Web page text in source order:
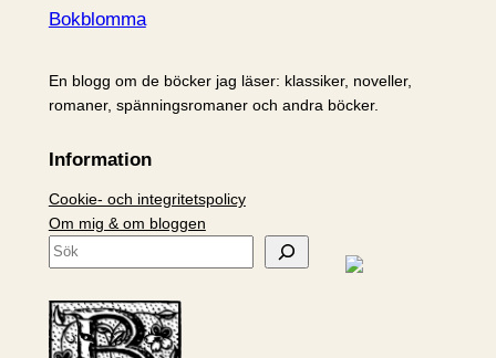
Bokblomma
En blogg om de böcker jag läser: klassiker, noveller,
romaner, spänningsromaner och andra böcker.
Information
Cookie- och integritetspolicy
Om mig & om bloggen
S
k